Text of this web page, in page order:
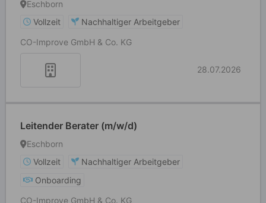
Eschborn
Vollzeit
Nachhaltiger Arbeitgeber
CO-Improve GmbH & Co. KG
28.07.2026
Leitender Berater (m/w/d)
Eschborn
Vollzeit
Nachhaltiger Arbeitgeber
Onboarding
CO-Improve GmbH & Co. KG